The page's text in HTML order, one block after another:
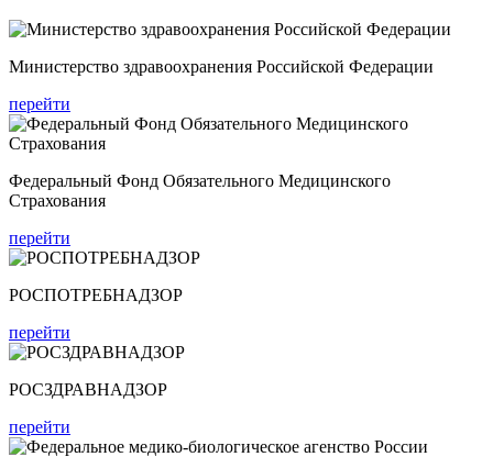
Министерство здравоохранения Российской Федерации
перейти
Федеральный Фонд Обязательного Медицинского
Страхования
перейти
РОСПОТРЕБНАДЗОР
перейти
РОСЗДРАВНАДЗОР
перейти